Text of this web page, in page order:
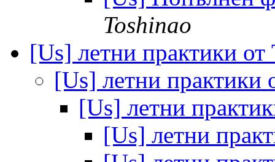
Toshinao
[Us] летни практики
[Us] летни
[Us] летни
[Us] летни